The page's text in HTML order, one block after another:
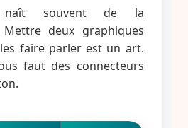
naît souvent de la
deux graphiques
faire parler est un art.
faut des connecteurs